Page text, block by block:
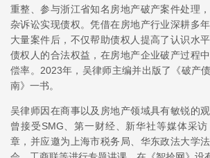
重整、参与浙江省知名房地产破产案件处理
杂诉讼实现债权。凭借在房地产行业深耕多
大量案件后，不仅帮助债权人提高了认识水
债权人的合法权益，在房地产企业破产过程
偿率。2023年，吴律师主编并出版了《破产
南》一书。
吴律师因在商事以及房地产领域具有敏锐的
曾接受SMG、第一财经、新华社等媒体采
章，并应邀为上海市税务局、华东政法大学